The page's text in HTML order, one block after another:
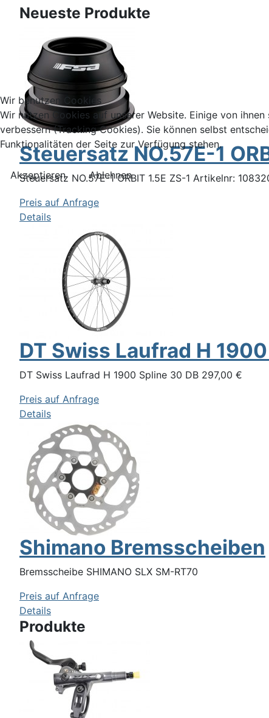
Neueste Produkte
Steuersatz NO.57E-1
Steuersatz NO.57E-1 ORBIT 1.5E ZS-1 Artikelnr:
Preis auf Anfrage
Details
DT Swiss Laufrad H
DT Swiss Laufrad H 1900 Spline 30 DB 297,00 €
Preis auf Anfrage
Details
Shimano Bremsscheiben
Bremsscheibe SHIMANO SLX SM-RT70
Preis auf Anfrage
Details
Produkte
Wir benutzen Cookies
Wir nutzen Cookies auf unserer Website. Einige von
verbessern (Tracking Cookies). Sie können selbst
Funktionalitäten der Seite zur Verfügung stehen.
Akzeptieren Ablehnen